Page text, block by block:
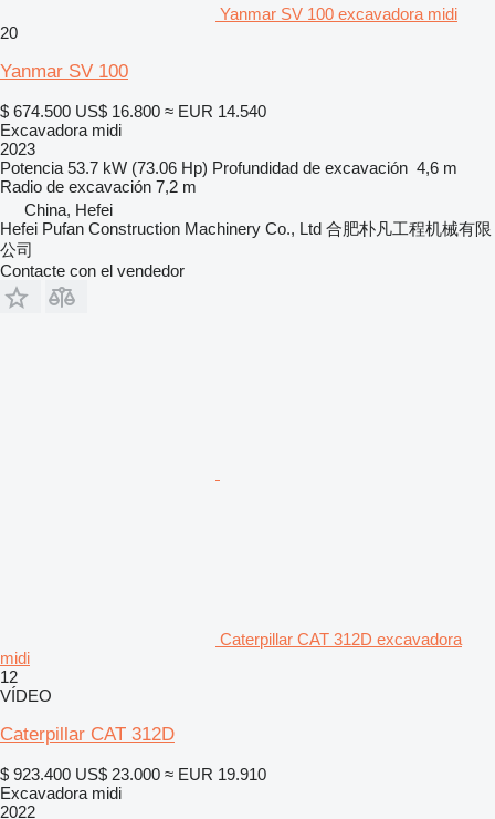
Yanmar SV 100 excavadora midi
20
Yanmar SV 100
$ 674.500 US$ 16.800 ≈ EUR 14.540
Excavadora midi
2023
Potencia 53.7 kW (73.06 Hp) Profundidad de excavación 4,6 m
Radio de excavación 7,2 m
China, Hefei
Hefei Pufan Construction Machinery Co., Ltd 合肥朴凡工程机械有限
公司
Contacte con el vendedor
Caterpillar CAT 312D excavadora
midi
12
VÍDEO
Caterpillar CAT 312D
$ 923.400 US$ 23.000 ≈ EUR 19.910
Excavadora midi
2022